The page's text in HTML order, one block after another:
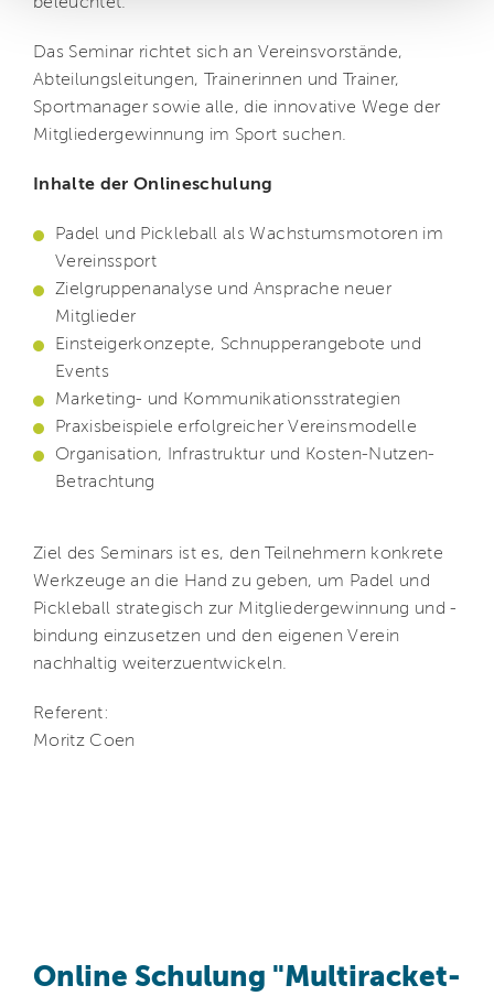
Das Seminar richtet sich an Vereinsvorstände,
Abteilungsleitungen, Trainerinnen und Trainer,
Sportmanager sowie alle, die innovative Wege der
Mitgliedergewinnung im Sport suchen.
Inhalte der Onlineschulung
Padel und Pickleball als Wachstumsmotoren im
Vereinssport
Zielgruppenanalyse und Ansprache neuer
Mitglieder
Einsteigerkonzepte, Schnupperangebote und
Events
Marketing- und Kommunikationsstrategien
Praxisbeispiele erfolgreicher Vereinsmodelle
Organisation, Infrastruktur und Kosten-Nutzen-
Betrachtung
Ziel des Seminars ist es, den Teilnehmern konkrete
Werkzeuge an die Hand zu geben, um Padel und
Pickleball strategisch zur Mitgliedergewinnung und -
bindung einzusetzen und den eigenen Verein
nachhaltig weiterzuentwickeln.
Referent:
Moritz Coen
Online Schulung "Multiracket-